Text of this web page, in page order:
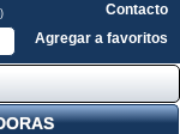
Contacto
Agregar a favoritos